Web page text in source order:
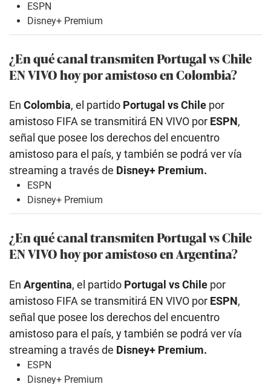
ESPN
Disney+ Premium
¿En qué canal transmiten Portugal vs Chile
EN VIVO hoy por amistoso en Colombia?
En Colombia, el partido Portugal vs Chile por
amistoso FIFA se transmitirá EN VIVO por ESPN,
señal que posee los derechos del encuentro
amistoso para el país, y también se podrá ver vía
streaming a través de Disney+ Premium.
ESPN
Disney+ Premium
¿En qué canal transmiten Portugal vs Chile
EN VIVO hoy por amistoso en Argentina?
En Argentina, el partido Portugal vs Chile por
amistoso FIFA se transmitirá EN VIVO por ESPN,
señal que posee los derechos del encuentro
amistoso para el país, y también se podrá ver vía
streaming a través de Disney+ Premium.
ESPN
Disney+ Premium